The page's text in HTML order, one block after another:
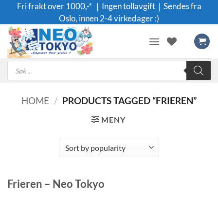
content
Fri frakt over 1000,-* ｜Ingen tollavgift｜Sendes fra
Oslo, innen 2-4 virkedager :)
Products
search
HOME / PRODUCTS TAGGED “FRIEREN”
MENY
Frieren – Neo Tokyo